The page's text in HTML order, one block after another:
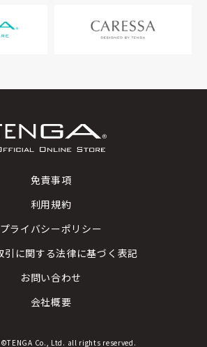
免責事項
利用規約
プライバシーポリシー
引に関する法律に基づく表記
お問い合わせ
会社概要
Co., Ltd. all rights reserved.